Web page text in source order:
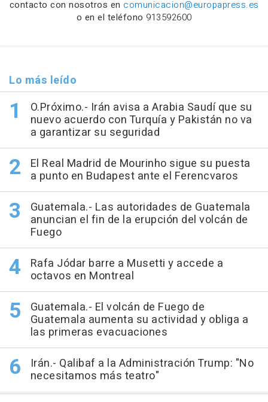
contacto con nosotros en comunicacion@europapress.es
o en el teléfono 913592600
Lo más leído
O.Próximo.- Irán avisa a Arabia Saudí que su
nuevo acuerdo con Turquía y Pakistán no va
a garantizar su seguridad
El Real Madrid de Mourinho sigue su puesta
a punto en Budapest ante el Ferencvaros
Guatemala.- Las autoridades de Guatemala
anuncian el fin de la erupción del volcán de
Fuego
Rafa Jódar barre a Musetti y accede a
octavos en Montreal
Guatemala.- El volcán de Fuego de
Guatemala aumenta su actividad y obliga a
las primeras evacuaciones
Irán.- Qalibaf a la Administración Trump: "No
necesitamos más teatro"